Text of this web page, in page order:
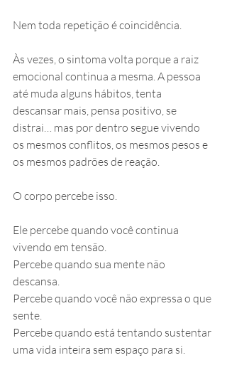
Nem toda repetição é coincidência.
Às vezes, o sintoma volta porque a raiz
emocional continua a mesma. A pessoa
até muda alguns hábitos, tenta
descansar mais, pensa positivo, se
distrai… mas por dentro segue vivendo
os mesmos conflitos, os mesmos pesos e
os mesmos padrões de reação.
O corpo percebe isso.
Ele percebe quando você continua
vivendo em tensão.
Percebe quando sua mente não
descansa.
Percebe quando você não expressa o que
sente.
Percebe quando está tentando sustentar
uma vida inteira sem espaço para si.